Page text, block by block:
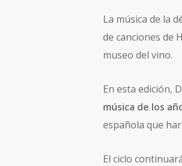
La música de la
de canciones de
museo del vino.
En esta edición,
música de los
española que
El ciclo